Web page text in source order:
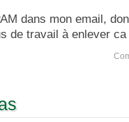
dans mon email,
de travail à enlever